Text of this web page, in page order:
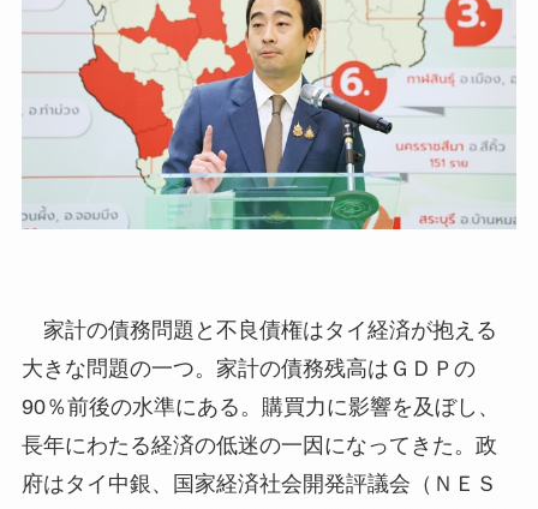
家計の債務問題と不良債権はタイ経済が抱える
大きな問題の一つ。家計の債務残高はＧＤＰの
90％前後の水準にある。購買力に影響を及ぼし、
長年にわたる経済の低迷の一因になってきた。政
府はタイ中銀、国家経済社会開発評議会（ＮＥＳ